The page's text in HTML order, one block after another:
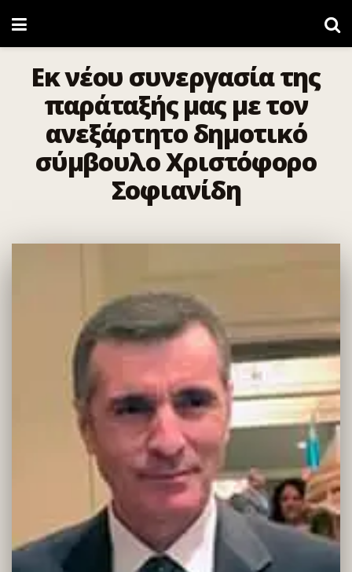
Εκ νέου συνεργασία της
παράταξής μας με τον
ανεξάρτητο δημοτικό
σύμβουλο Χριστόφορο
Σοφιανίδη